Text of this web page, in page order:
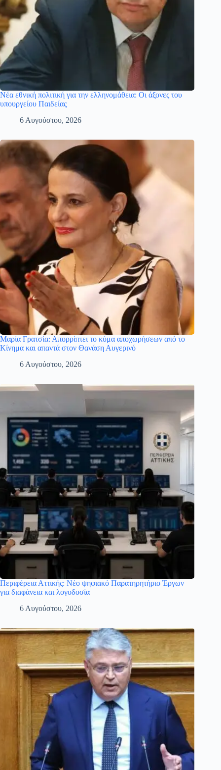
Νέα εθνική πολιτική για την ελληνομάθεια: Οι άξονες του
υπουργείου Παιδείας
6 Αυγούστου, 2026
Μαρία Γρατσία: Απορρίπτει το κύμα αποχωρήσεων από το
Κίνημα και απαντά στον Θανάση Αυγερινό
6 Αυγούστου, 2026
Περιφέρεια Αττικής: Νέο ψηφιακό Παρατηρητήριο Έργων
για διαφάνεια και λογοδοσία
6 Αυγούστου, 2026